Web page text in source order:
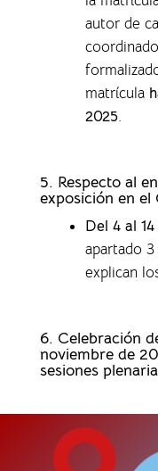
autor de
matrícula
2025.
5. Respecto al
exposición en el
Del 4 al
apartado
explican
6. Celebración
noviembre de
sesiones